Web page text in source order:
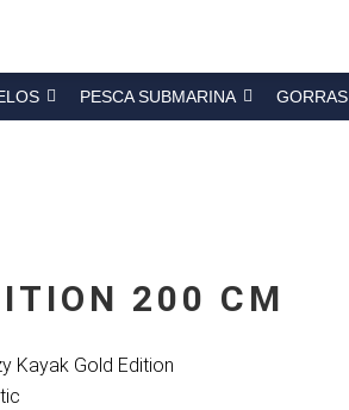
PESCA SUBMARINA GORRAS
200 CM
Kayak Gold Edition